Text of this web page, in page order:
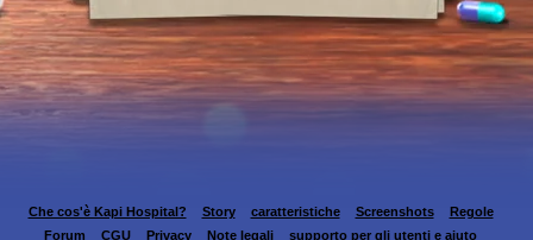
Che cos'è Kapi Hospital? Story caratteristiche Screenshots
Regole
Forum
CGU Privacy Note legali
supporto per gli utenti e aiuto